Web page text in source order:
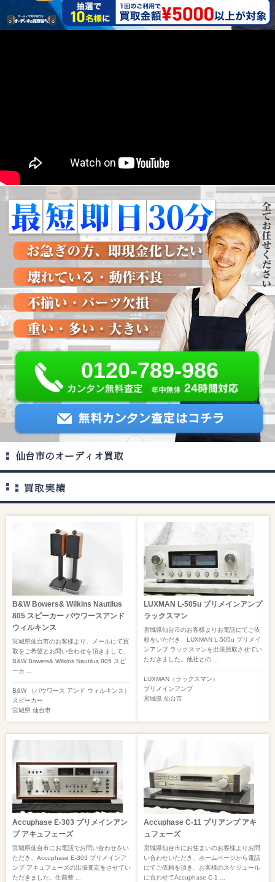
0120-789-986
仙台市のオーディオ買取
B&W Bowers& Wilkins Nautilus
805 スピーカー バウワースアンド
ウィルキンス
宮城県仙台市のお客様より、メールにて買
取をご希望とお問い合わせを頂きまして、
B&W Bowers& Wilkins Nautilus 805 スピ
ーカ ...
B&W （バウワース アンド ウィルキンス）
スピーカー
宮城県 仙台市
LUXMAN L-505u プリメインアンプ
ラックスマン
宮城県仙台市のお客様よりお電話にてご依
頼をいただき、LUXMAN L-505u プリメイ
ンアンプ ラックスマンを出張買取させてい
ただきました。他社との ...
LUXMAN（ラックスマン）
プリメインアンプ
宮城県 仙台市
Accuphase E-303 プリメインアン
プ アキュフェーズ
宮城県仙台市にお電話でお問い合わせをい
ただき、Accuphase E-303 プリメインア
ンプ アキュフェーズの出張査定をさせてい
ただきました。生前整 ...
Accuphase C-11 プリアンプ アキ
ュフェーズ
宮城県仙台市にお住まいのお客様よりお問
い合わせいただき、ホームページから電話
にてご依頼を頂き、お客様のスケジュール
に合わせてAccuphase C-1 ...